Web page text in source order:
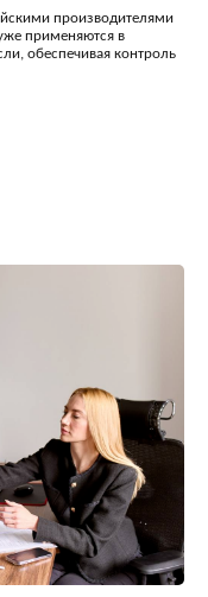
производителями
применяются в
обеспечивая контроль